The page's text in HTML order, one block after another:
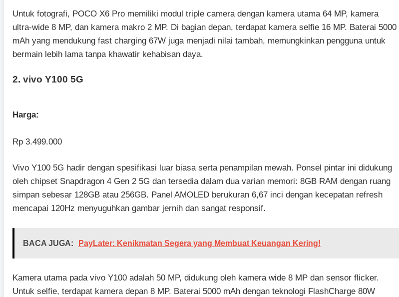
Untuk fotografi, POCO X6 Pro memiliki modul triple camera dengan kamera utama 64 MP, kamera
ultra-wide 8 MP, dan kamera makro 2 MP. Di bagian depan, terdapat kamera selfie 16 MP. Baterai 5000
mAh yang mendukung fast charging 67W juga menjadi nilai tambah, memungkinkan pengguna untuk
bermain lebih lama tanpa khawatir kehabisan daya.
2. vivo Y100 5G
Harga:
Rp 3.499.000
Vivo Y100 5G hadir dengan spesifikasi luar biasa serta penampilan mewah. Ponsel pintar ini didukung
oleh chipset Snapdragon 4 Gen 2 5G dan tersedia dalam dua varian memori: 8GB RAM dengan ruang
simpan sebesar 128GB atau 256GB. Panel AMOLED berukuran 6,67 inci dengan kecepatan refresh
mencapai 120Hz menyuguhkan gambar jernih dan sangat responsif.
BACA JUGA: PayLater: Kenikmatan Segera yang Membuat Keuangan Kering!
Kamera utama pada vivo Y100 adalah 50 MP, didukung oleh kamera wide 8 MP dan sensor flicker.
Untuk selfie, terdapat kamera depan 8 MP. Baterai 5000 mAh dengan teknologi FlashCharge 80W